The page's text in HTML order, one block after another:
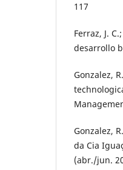
117
Ferraz, J.
desarrollo
Gonzalez,
Gonzalez,
da Cia
(abr./jun.